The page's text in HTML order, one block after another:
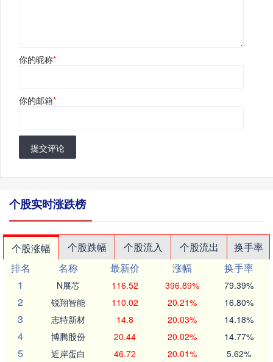
你的昵称*
你的邮箱*
提交评论
个股实时涨跌榜
个股涨幅 个股跌幅 个股流入 个股流出
换手率
排名
名称 最新价 涨幅
换手率
1
N展芯 116.52 396.89% 79.39%
2 锐翔智能 110.02 20.21% 16.80%
3 志特新材 14.8 20.03% 14.18%
4 博腾股份 20.44 20.02% 14.77%
5 近岸蛋白 46.72 20.01% 5.62%